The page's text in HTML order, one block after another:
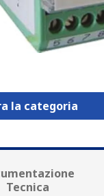
la categoria
Tecnica